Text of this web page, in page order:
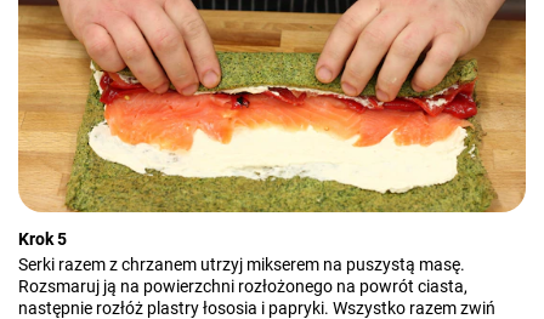
Krok 5
Serki razem z chrzanem utrzyj mikserem na puszystą masę.
Rozsmaruj ją na powierzchni rozłożonego na powrót ciasta,
następnie rozłóż plastry łososia i papryki. Wszystko razem zwiń